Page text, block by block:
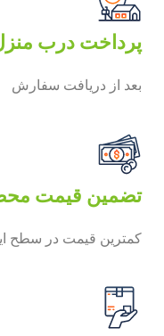
پرداخت درب
بعد از دریافت سفارش
تضمین قیمت
کمترین قیمت در سطح